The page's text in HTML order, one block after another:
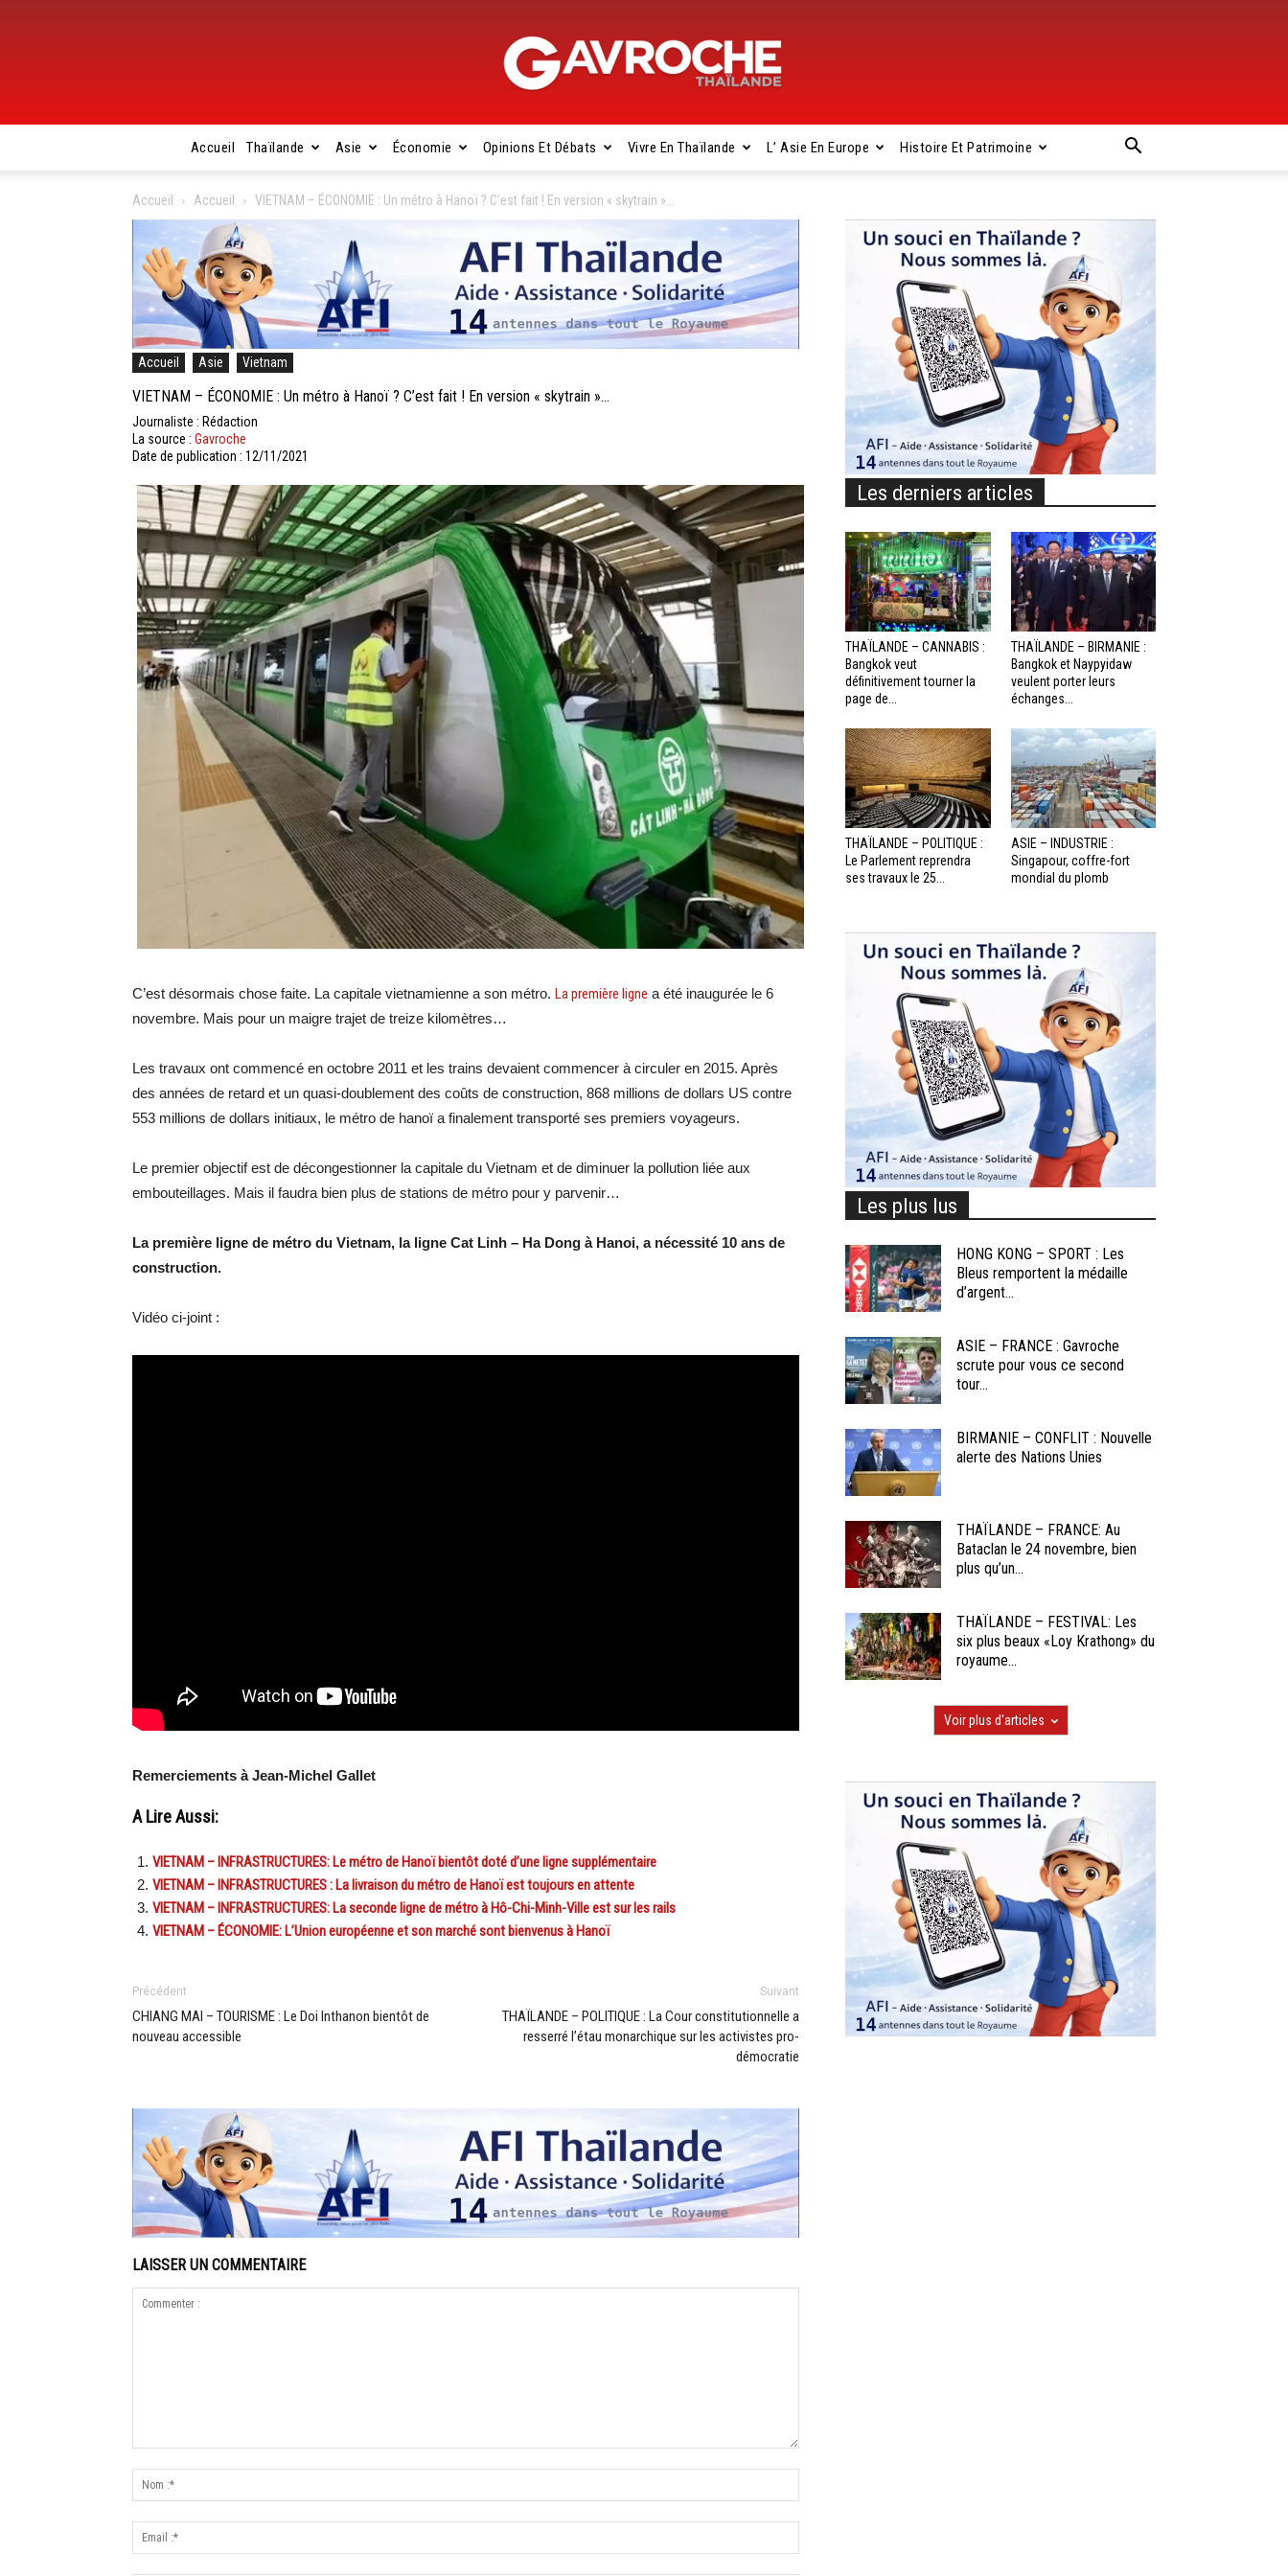
Gavroche
Thaïlande
Accueil Thaïlande Asie Économie Opinions Et Débats Vivre En Thaïlande L’ Asie En Europe Histoire Et Patrimoine
Accueil Accueil VIETNAM – ÉCONOMIE : Un métro à Hanoï ? C’est fait ! En version « skytrain »…
Accueil Asie Vietnam
VIETNAM – ÉCONOMIE : Un métro à Hanoï ? C’est fait ! En version « skytrain »…
Journaliste : Rédaction
La source : Gavroche
Date de publication : 12/11/2021
C’est désormais chose faite. La capitale vietnamienne a son métro. La première ligne a été inaugurée le 6
novembre. Mais pour un maigre trajet de treize kilomètres…
Les travaux ont commencé en octobre 2011 et les trains devaient commencer à circuler en 2015. Après
des années de retard et un quasi-doublement des coûts de construction, 868 millions de dollars US contre
553 millions de dollars initiaux, le métro de hanoï a finalement transporté ses premiers voyageurs.
Le premier objectif est de décongestionner la capitale du Vietnam et de diminuer la pollution liée aux
embouteillages. Mais il faudra bien plus de stations de métro pour y parvenir…
La première ligne de métro du Vietnam, la ligne Cat Linh – Ha Dong à Hanoi, a nécessité 10 ans de
construction.
Vidéo ci-joint :
Remerciements à Jean-Michel Gallet
A Lire Aussi:
VIETNAM – INFRASTRUCTURES: Le métro de Hanoï bientôt doté d’une ligne supplémentaire
VIETNAM – INFRASTRUCTURES : La livraison du métro de Hanoï est toujours en attente
VIETNAM – INFRASTRUCTURES: La seconde ligne de métro à Hô-Chi-Minh-Ville est sur les rails
VIETNAM – ÉCONOMIE: L’Union européenne et son marché sont bienvenus à Hanoï
Précédent
CHIANG MAI – TOURISME : Le Doi Inthanon bientôt de
nouveau accessible
Suivant
THAÏLANDE – POLITIQUE : La Cour constitutionnelle a
resserré l’étau monarchique sur les activistes pro-
démocratie
LAISSER UN COMMENTAIRE
Les derniers articles
THAÏLANDE – CANNABIS :
Bangkok veut
définitivement tourner la
page de...
THAÏLANDE – BIRMANIE :
Bangkok et Naypyidaw
veulent porter leurs
échanges...
THAÏLANDE – POLITIQUE :
Le Parlement reprendra
ses travaux le 25...
ASIE – INDUSTRIE :
Singapour, coffre-fort
mondial du plomb
Les plus lus
HONG KONG – SPORT : Les
Bleus remportent la médaille
d’argent...
ASIE – FRANCE : Gavroche
scrute pour vous ce second
tour...
BIRMANIE – CONFLIT : Nouvelle
alerte des Nations Unies
THAÏLANDE – FRANCE: Au
Bataclan le 24 novembre, bien
plus qu’un...
THAÏLANDE – FESTIVAL: Les
six plus beaux «Loy Krathong» du
royaume...
Voir plus d'articles